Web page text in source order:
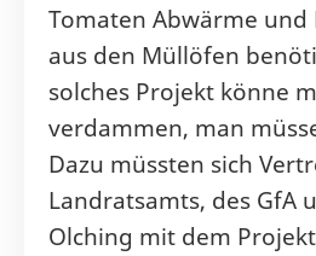
Tomaten Abwärme und
aus den Müllöfen
solches Projekt könne
verdammen, man
Dazu müssten sich
Landratsamts, des GfA
Olching mit dem